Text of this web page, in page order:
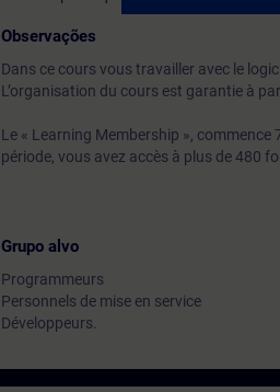
Observações
Dans ce cours vous travailler avec le
L’organisation du cours est garantie à
Le « Learning Membership »,
période, vous avez accès à plus de 480
Grupo alvo
Programmeurs
Personnels de mise en service
Développeurs.